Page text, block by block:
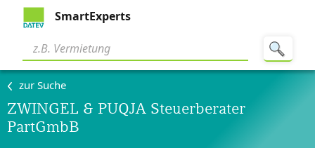
SmartExperts
zur Suche
ZWINGEL & PUQJA Steuerberater
PartGmbB